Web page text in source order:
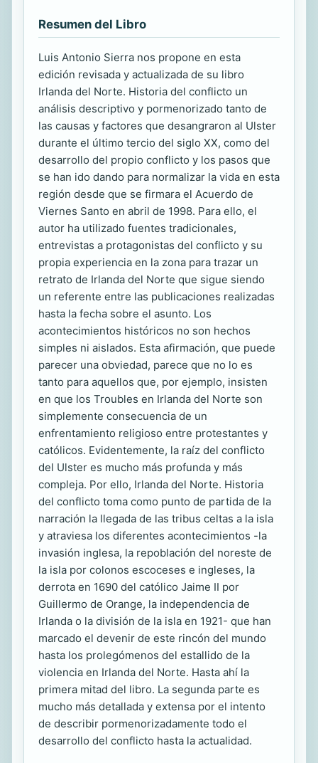
Resumen del Libro
Luis Antonio Sierra nos propone en esta
edición revisada y actualizada de su libro
Irlanda del Norte. Historia del conflicto un
análisis descriptivo y pormenorizado tanto de
las causas y factores que desangraron al Ulster
durante el último tercio del siglo XX, como del
desarrollo del propio conflicto y los pasos que
se han ido dando para normalizar la vida en esta
región desde que se firmara el Acuerdo de
Viernes Santo en abril de 1998. Para ello, el
autor ha utilizado fuentes tradicionales,
entrevistas a protagonistas del conflicto y su
propia experiencia en la zona para trazar un
retrato de Irlanda del Norte que sigue siendo
un referente entre las publicaciones realizadas
hasta la fecha sobre el asunto. Los
acontecimientos históricos no son hechos
simples ni aislados. Esta afirmación, que puede
parecer una obviedad, parece que no lo es
tanto para aquellos que, por ejemplo, insisten
en que los Troubles en Irlanda del Norte son
simplemente consecuencia de un
enfrentamiento religioso entre protestantes y
católicos. Evidentemente, la raíz del conflicto
del Ulster es mucho más profunda y más
compleja. Por ello, Irlanda del Norte. Historia
del conflicto toma como punto de partida de la
narración la llegada de las tribus celtas a la isla
y atraviesa los diferentes acontecimientos -la
invasión inglesa, la repoblación del noreste de
la isla por colonos escoceses e ingleses, la
derrota en 1690 del católico Jaime II por
Guillermo de Orange, la independencia de
Irlanda o la división de la isla en 1921- que han
marcado el devenir de este rincón del mundo
hasta los prolegómenos del estallido de la
violencia en Irlanda del Norte. Hasta ahí la
primera mitad del libro. La segunda parte es
mucho más detallada y extensa por el intento
de describir pormenorizadamente todo el
desarrollo del conflicto hasta la actualidad.